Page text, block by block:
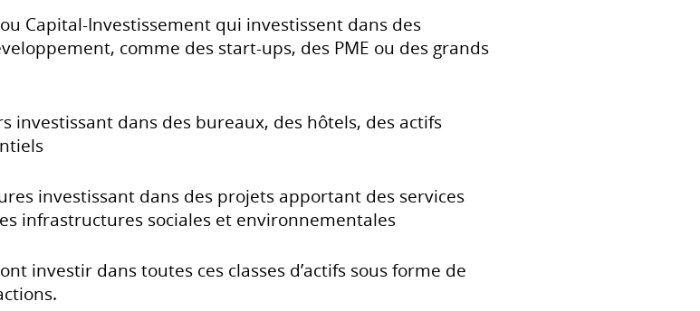
Capital-Investissement qui investissent dans des
comme des start-ups, des PME ou des grands
investissant dans des bureaux, des hôtels, des actifs
investissant dans des projets apportant des services
infrastructures sociales et environnementales
investir dans toutes ces classes d’actifs sous forme de